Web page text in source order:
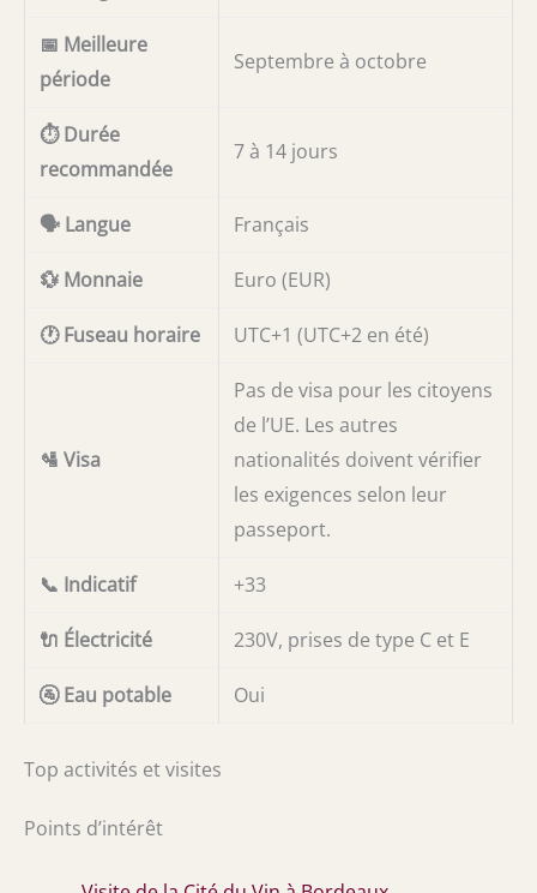
📅 Meilleure
période
Septembre à octobre
⏱️ Durée
recommandée
7 à 14 jours
🗣️ Langue Français
💱 Monnaie Euro (EUR)
🕐 Fuseau horaire UTC+1 (UTC+2 en été)
🛂 Visa
Pas de visa pour les citoyens
de l’UE. Les autres
nationalités doivent vérifier
les exigences selon leur
passeport.
📞 Indicatif +33
🔌 Électricité 230V, prises de type C et E
🚰 Eau potable Oui
Top activités et visites
Points d’intérêt